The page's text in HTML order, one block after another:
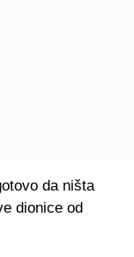
da ništa
dionice od